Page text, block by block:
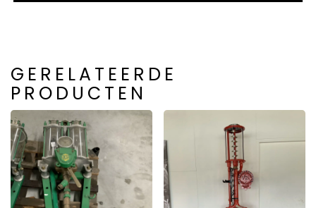
GERELATEERDE
PRODUCTEN